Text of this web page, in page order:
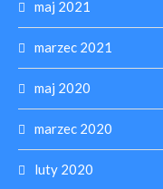
maj 2021
marzec 2021
maj 2020
marzec 2020
luty 2020